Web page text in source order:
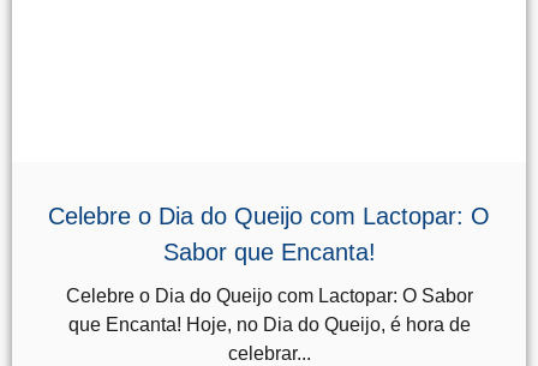
Celebre o Dia do Queijo com Lactopar: O
Sabor que Encanta!
Celebre o Dia do Queijo com Lactopar: O Sabor
que Encanta! Hoje, no Dia do Queijo, é hora de
celebrar...